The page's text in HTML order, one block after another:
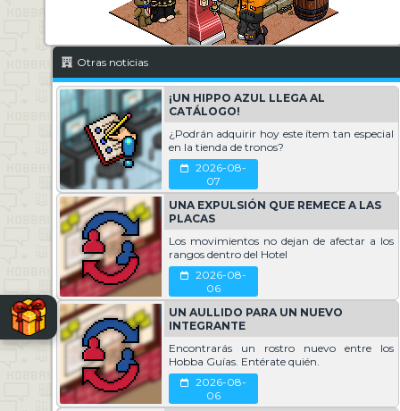
Fresa LTD #44 y placa de ganadora.
su valentía y gran capacidad deductiva. Gracias a su ayuda, los
más misterios, queridos pingüinitos investigadores!
01-20
Otras noticias
¡UN HIPPO AZUL LLEGA AL
CATÁLOGO!
¿Podrán adquirir hoy este ítem tan especial
en la tienda de tronos?
2026-08-
07
UNA EXPULSIÓN QUE REMECE A LAS
PLACAS
Los movimientos no dejan de afectar a los
rangos dentro del Hotel
2026-08-
06
UN AULLIDO PARA UN NUEVO
INTEGRANTE
Encontrarás un rostro nuevo entre los
Hobba Guías. Entérate quién.
2026-08-
06